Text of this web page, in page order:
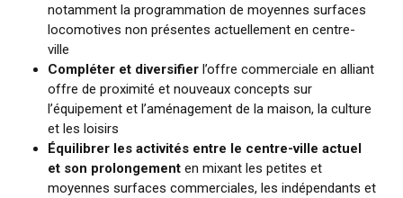
notamment la programmation de moyennes surfaces
locomotives non présentes actuellement en centre-
ville
Compléter et diversifierl’offre commerciale en alliant
offre de proximité et nouveaux concepts sur
l’équipement et l’aménagement de la maison, la culture
et les loisirs
Équilibrer les activités entre le centre-ville actuel
et son prolongementen mixant les petites et
moyennes surfaces commerciales, les indépendants et